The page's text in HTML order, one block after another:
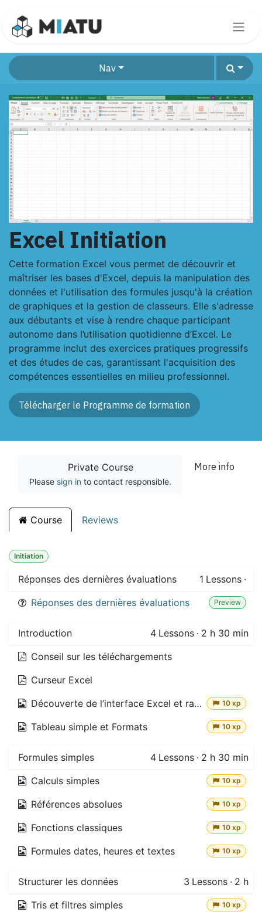
Nav
Excel Initiation
Cette formation Excel vous permet de découvrir et
maîtriser les bases d'Excel, depuis la manipulation des
données et l'utilisation des formules jusqu'à la création
de graphiques et la gestion de classeurs. Elle s'adresse
aux débutants et vise à rendre chaque participant
autonome dans l’utilisation quotidienne d’Excel. Le
programme inclut des exercices pratiques progressifs
et des études de cas, garantissant l'acquisition des
compétences essentielles en milieu professionnel.
Télécharger le Programme de formation
Private Course
Please sign in to contact responsible.
More info
Course Reviews
Initiation
Réponses des dernières évaluations 1 Lessons ·
Réponses des dernières évaluations
Preview
Introduction 4 Lessons · 2 h 30 min
Conseil sur les téléchargements
Curseur Excel
Découverte de l’interface Excel et raccourcis de navigation
10 xp
Tableau simple et Formats 10 xp
Formules simples 4 Lessons · 2 h 30 min
Calculs simples
10 xp
Références absolues 10 xp
Fonctions classiques 10 xp
Formules dates, heures et textes 10 xp
Structurer les données 3 Lessons · 2 h
Tris et filtres simples
10 xp